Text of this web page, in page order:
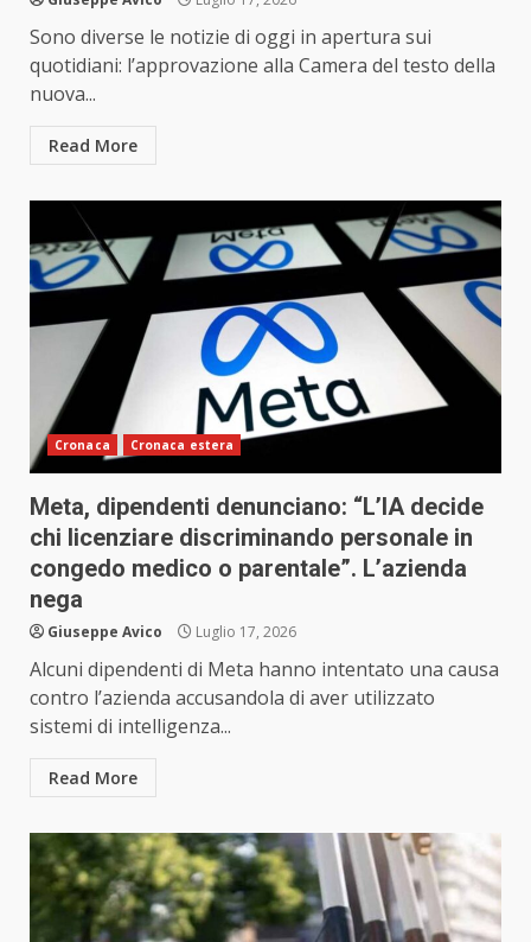
Sono diverse le notizie di oggi in apertura sui
quotidiani: l’approvazione alla Camera del testo della
nuova...
Read More
Cronaca Cronaca estera
Meta, dipendenti denunciano: “L’IA decide
chi licenziare discriminando personale in
congedo medico o parentale”. L’azienda
nega
Giuseppe Avico Luglio 17, 2026
Alcuni dipendenti di Meta hanno intentato una causa
contro l’azienda accusandola di aver utilizzato
sistemi di intelligenza...
Read More